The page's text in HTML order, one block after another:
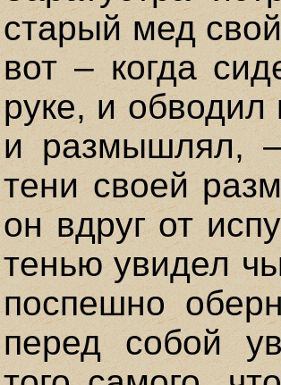
старый мед
вот – когда
руке, и
и размышлял,
тени своей
он вдруг от
тенью увидел
поспешно
перед собой